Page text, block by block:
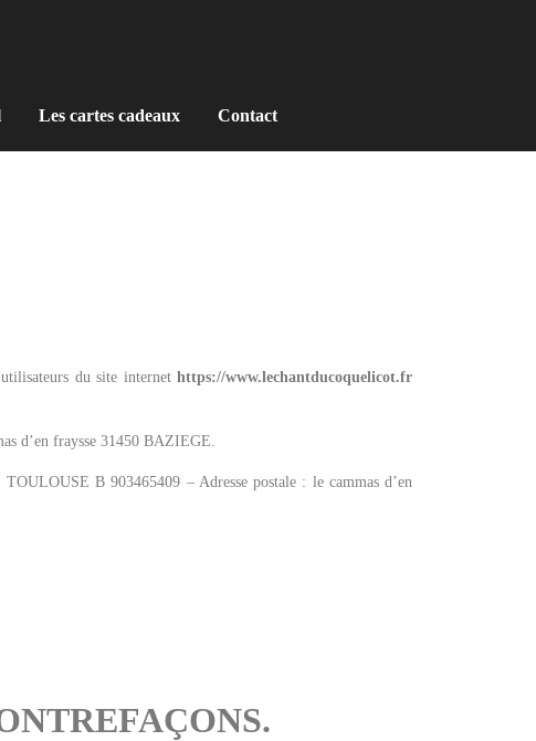
Les cartes cadeaux Contact
du site internet https://www.lechantducoquelicot.fr
d’en fraysse 31450 BAZIEGE.
B 903465409 – Adresse postale : le cammas d’en